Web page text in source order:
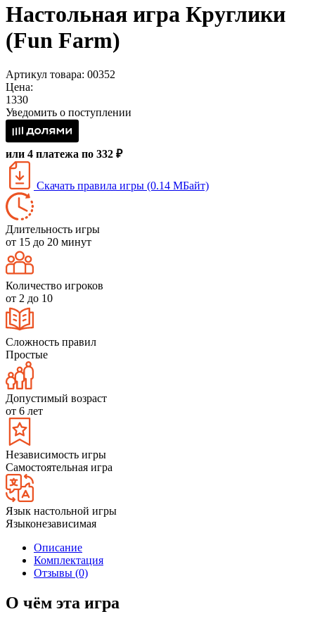
Настольная игра Круглики
(Fun Farm)
Артикул товара: 00352
Цена:
1330
Уведомить о поступлении
или 4 платежа по 332 ₽
Скачать правила игры (0.14 МБайт)
Длительность игры
от 15 до 20 минут
Количество игроков
от 2 до 10
Сложность правил
Простые
Допустимый возраст
от 6 лет
Независимость игры
Самостоятельная игра
Язык настольной игры
Языконезависимая
Описание
Комплектация
Отзывы (0)
О чём эта игра